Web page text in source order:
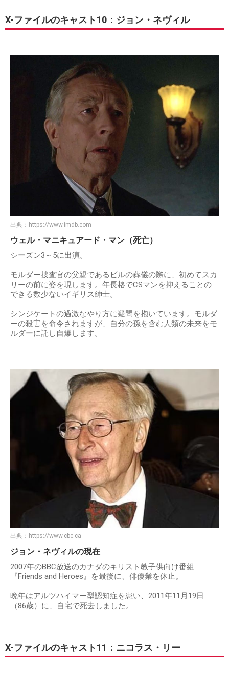
X-ファイルのキャスト10：ジョン・ネヴィル
出典： https://www.imdb.com
ウェル・マニキュアード・マン（死亡）
シーズン3～5に出演。
モルダー捜査官の父親であるビルの葬儀の際に、初めてスカ
リーの前に姿を現します。年長格でCSマンを抑えることの
できる数少ないイギリス紳士。
シンジケートの過激なやり方に疑問を抱いています。モルダ
ーの殺害を命令されますが、自分の孫を含む人類の未来をモ
ルダーに託し自爆します。
出典： https://www.cbc.ca
ジョン・ネヴィルの現在
2007年のBBC放送のカナダのキリスト教子供向け番組
『Friends and Heroes』を最後に、俳優業を休止。
晩年はアルツハイマー型認知症を患い、2011年11月19日
（86歳）に、自宅で死去しました。
X-ファイルのキャスト11：ニコラス・リー